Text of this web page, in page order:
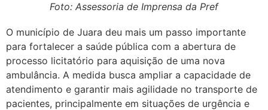
Foto: Assessoria de Imprensa da Pref
O município de Juara deu mais um passo importante
para fortalecer a saúde pública com a abertura de
processo licitatório para aquisição de uma nova
ambulância. A medida busca ampliar a capacidade de
atendimento e garantir mais agilidade no transporte de
pacientes, principalmente em situações de urgência e